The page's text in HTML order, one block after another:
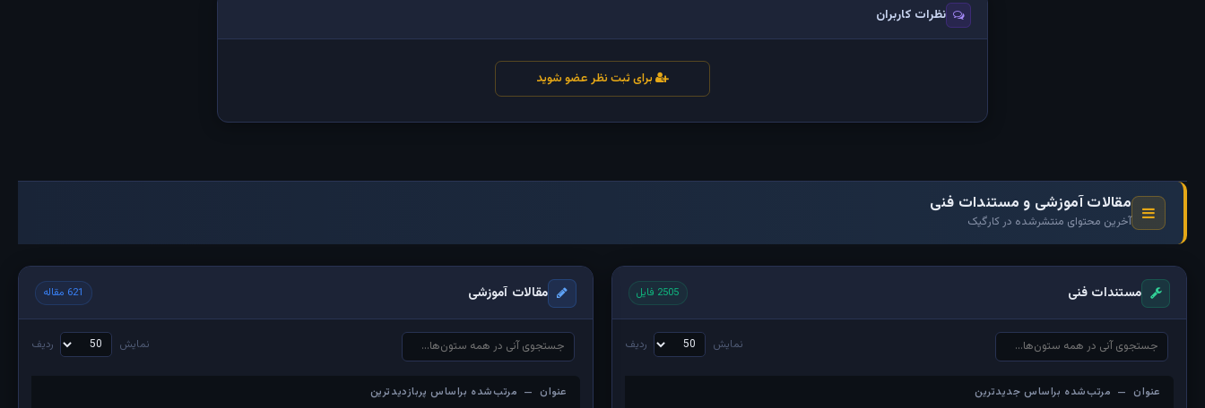
نظرات کاربران
برای ثبت نظر عضو شوید
مقالات آموزشی و مستندات فنی
آخرین محتوای منتشرشده در کارگیک
مستندات فنی 2505 فایل
نمایش ردیف
عنوان — مرتب‌شده براساس جدیدترین
مقالات آموزشی 621 مقاله
نمایش ردیف
عنوان — مرتب‌شده براساس پربازدیدترین